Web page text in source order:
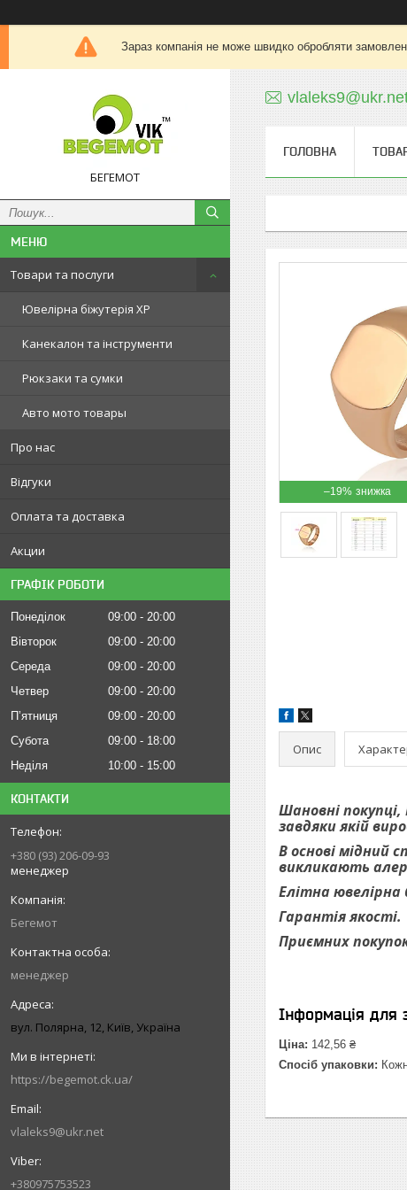
Зараз компанія не може швидко обробляти
БЕГЕМОТ
Товари та послуги
Ювелірна біжутерія XP
Канекалон та інструменти
Рюкзаки та сумки
Авто мото товары
Про нас
Відгуки
Оплата та доставка
Акции
ГРАФІК РОБОТИ
Понеділок 09:00
20:00
Вівторок
09:00
20:00
Середа
09:00
20:00
Четвер
09:00
20:00
Пʼятниця
09:00
20:00
Субота
09:00
18:00
Неділя
10:00 15:00
КОНТАКТИ
+380 (93) 206-09-93
менеджер
Бегемот
менеджер
вул. Полярна, 12, Київ, Україна
https://begemot.ck.ua/
vlaleks9@ukr.net
+380975753523
ГОЛОВНА
–19%
Опис
Шановні
завдяки якій
В основі мідний
викликають
Елітна ювелірна
Гарантія якості.
Приємних
Інформація для
Ціна: 142,56 ₴
Спосіб упаковки: